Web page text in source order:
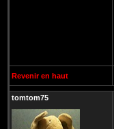
Revenir en haut
tomtom75